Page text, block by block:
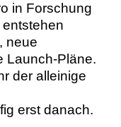
in Forschung
neue
Launch-Pläne.
der alleinige
erst danach.